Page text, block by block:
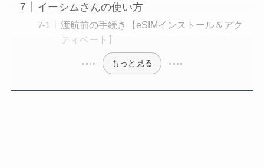
イーシムさんの使い方
渡航前の手続き【eSIMインストール＆アク
ティベート】
もっと見る